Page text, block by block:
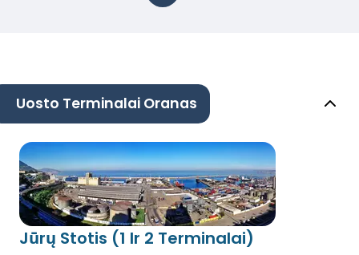
Uosto Terminalai Oranas
Jūrų Stotis (1 Ir 2 Terminalai)